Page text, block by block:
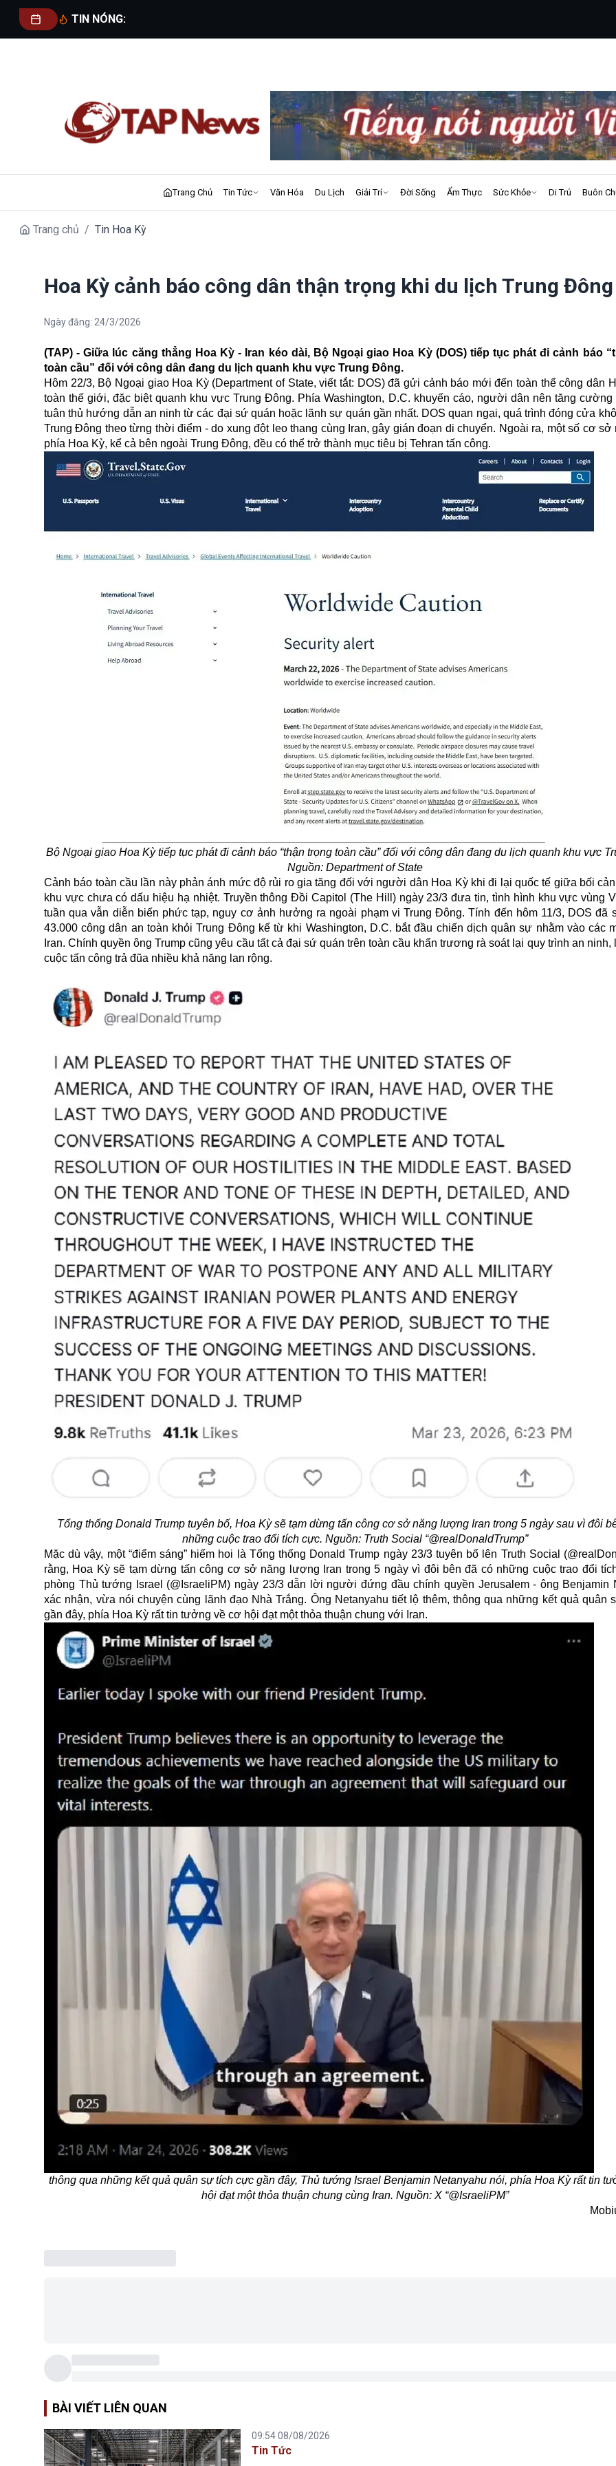
TIN NÓNG:
Trang Chủ Tin Tức Văn Hóa Du Lịch Giải Trí Đời Sống Ẩm Thực Sức Khỏe Di Trú Buôn
Trang chủ / Tin Hoa Kỳ
Hoa Kỳ cảnh báo công dân thận trọng khi du lịch Trung Đông
Ngày đăng: 24/3/2026
(TAP) - Giữa lúc căng thẳng Hoa Kỳ - Iran kéo dài, Bộ Ngoại giao Hoa Kỳ (DOS) tiếp tục phát đi cảnh báo
toàn cầu” đối với công dân đang du lịch quanh khu vực Trung Đông.
Hôm 22/3, Bộ Ngoại giao Hoa Kỳ (Department of State, viết tắt: DOS) đã gửi cảnh báo mới đến toàn thể công dân
toàn thế giới, đặc biệt quanh khu vực Trung Đông. Phía Washington, D.C. khuyến cáo, người dân nên tăng cường
tuân thủ hướng dẫn an ninh từ các đại sứ quán hoặc lãnh sự quán gần nhất. DOS quan ngại, quá trình đóng cửa
Trung Đông theo từng thời điểm - do xung đột leo thang cùng Iran, gây gián đoạn di chuyển. Ngoài ra, một số cơ sở
phía Hoa Kỳ, kể cả bên ngoài Trung Đông, đều có thể trở thành mục tiêu bị Tehran tấn công.
Bộ Ngoại giao Hoa Kỳ tiếp tục phát đi cảnh báo “thận trọng toàn cầu” đối với công dân đang du lịch quanh khu vực
Nguồn: Department of State
Cảnh báo toàn cầu lần này phản ánh mức độ rủi ro gia tăng đối với người dân Hoa Kỳ khi đi lại quốc tế giữa bối
khu vực chưa có dấu hiệu hạ nhiệt. Truyền thông Đồi Capitol (The Hill) ngày 23/3 đưa tin, tình hình khu vực vùng
tuần qua vẫn diễn biến phức tạp, nguy cơ ảnh hưởng ra ngoài phạm vi Trung Đông. Tính đến hôm 11/3, DOS đã
43.000 công dân an toàn khỏi Trung Đông kể từ khi Washington, D.C. bắt đầu chiến dịch quân sự nhằm vào các
Iran. Chính quyền ông Trump cũng yêu cầu tất cả đại sứ quán trên toàn cầu khẩn trương rà soát lại quy trình an ninh,
cuộc tấn công trả đũa nhiều khả năng lan rộng.
Tổng thống Donald Trump tuyên bố, Hoa Kỳ sẽ tạm dừng tấn công cơ sở năng lượng Iran trong 5 ngày sau vì đôi
những cuộc trao đổi tích cực. Nguồn: Truth Social “@realDonaldTrump”
Mặc dù vậy, một “điểm sáng” hiếm hoi là Tổng thống Donald Trump ngày 23/3 tuyên bố lên Truth Social
rằng, Hoa Kỳ sẽ tạm dừng tấn công cơ sở năng lượng Iran trong 5 ngày vì đôi bên đã có những cuộc trao đổi
phòng Thủ tướng Israel (@IsraeliPM) ngày 23/3 dẫn lời người đứng đầu chính quyền Jerusalem - ông Benjamin
xác nhận, vừa nói chuyện cùng lãnh đạo Nhà Trắng. Ông Netanyahu tiết lộ thêm, thông qua những kết quả quân
gần đây, phía Hoa Kỳ rất tin tưởng về cơ hội đạt một thỏa thuận chung với Iran.
thông qua những kết quả quân sự tích cực gần đây, Thủ tướng Israel Benjamin Netanyahu nói, phía Hoa Kỳ rất tin
hội đạt một thỏa thuận chung cùng Iran. Nguồn: X “@IsraeliPM”
BÀI VIẾT LIÊN QUAN
09:54 08/08/2026
Tin Tức